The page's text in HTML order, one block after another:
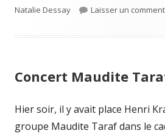
le
Natalie Dessay
Laisser un
Concert Maudite
Hier soir, il y avait place Henri
groupe Maudite Taraf dans le